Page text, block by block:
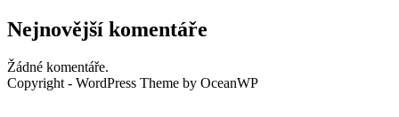
Nejnovější komentáře
Žádné komentáře.
Copyright - WordPress Theme by OceanWP